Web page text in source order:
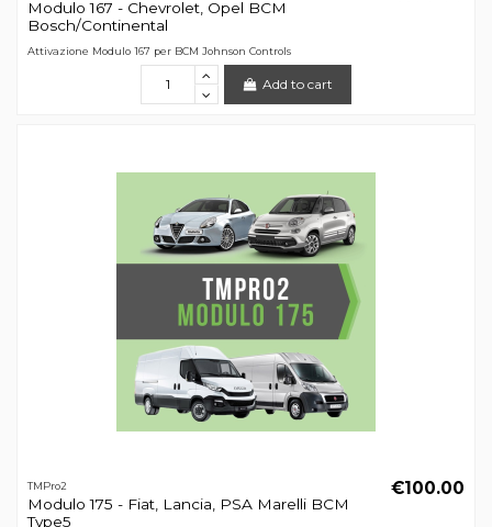
Modulo 167 - Chevrolet, Opel BCM
Bosch/Continental
Attivazione Modulo 167 per BCM Johnson Controls
Add to cart
TMPro2
Modulo 175 - Fiat, Lancia, PSA Marelli BCM
Type5
€100.00